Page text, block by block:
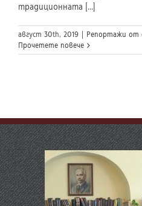
традиционната [...]
август 30th, 2019
Репортажи от
Прочетете повече